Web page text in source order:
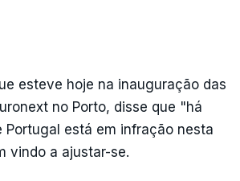
esteve hoje na inauguração das
no Porto, disse que "há
Portugal está em infração nesta
vindo a ajustar-se.